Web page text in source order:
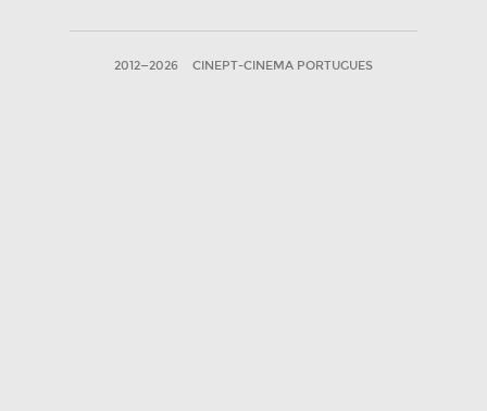
2012—2026 CINEPT-CINEMA PORTUGUES